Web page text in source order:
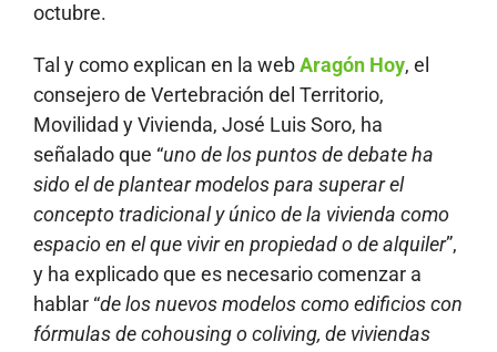
octubre.
Tal y como explican en la webAragón Hoy, el
consejero de Vertebración del Territorio,
Movilidad y Vivienda, José Luis Soro, ha
señalado que “uno de los puntos de debate ha
sido el de plantear modelos para superar el
concepto tradicional y único de la vivienda como
espacio en el que vivir en propiedad o de alquiler”,
y ha explicado que es necesario comenzar a
hablar “de los nuevos modelos como edificios con
fórmulas de cohousing o coliving, de viviendas